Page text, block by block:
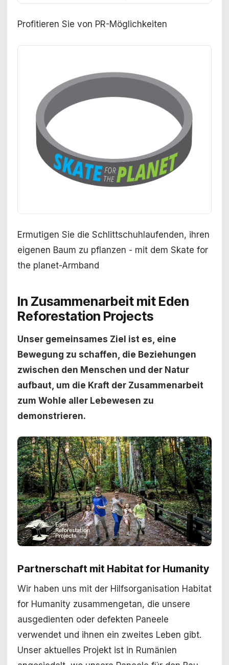
Profitieren Sie von PR-Möglichkeiten
Ermutigen Sie die Schlittschuhlaufenden, ihren
eigenen Baum zu pflanzen - mit dem Skate for
the planet-Armband
In Zusammenarbeit mit Eden
Reforestation Projects
Unser gemeinsames Ziel ist es, eine
Bewegung zu schaffen, die Beziehungen
zwischen den Menschen und der Natur
aufbaut, um die Kraft der Zusammenarbeit
zum Wohle aller Lebewesen zu
demonstrieren.
Partnerschaft mit Habitat for Humanity
Wir haben uns mit der Hilfsorganisation Habitat
for Humanity zusammengetan, die unsere
ausgedienten oder defekten Paneele
verwendet und ihnen ein zweites Leben gibt.
Unser aktuelles Projekt ist in Rumänien